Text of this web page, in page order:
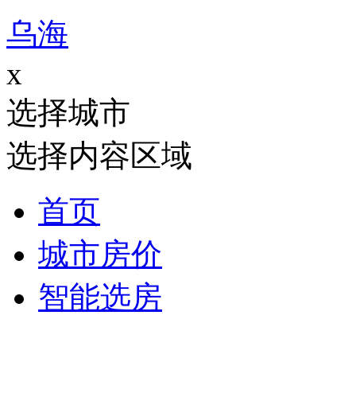
乌海
x
选择城市
选择内容区域
首页
城市房价
智能选房